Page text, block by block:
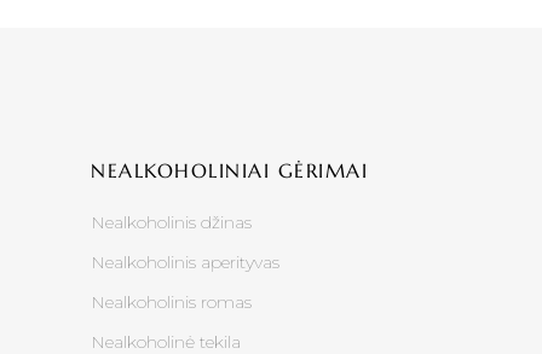
NEALKOHOLINIAI GĖRIMAI
Nealkoholinis džinas
Nealkoholinis aperityvas
Nealkoholinis romas
Nealkoholinė tekila